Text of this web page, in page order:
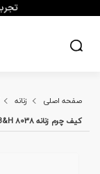
صفحه اصلی زنانه
کیف چرم زنانه B&H 8038